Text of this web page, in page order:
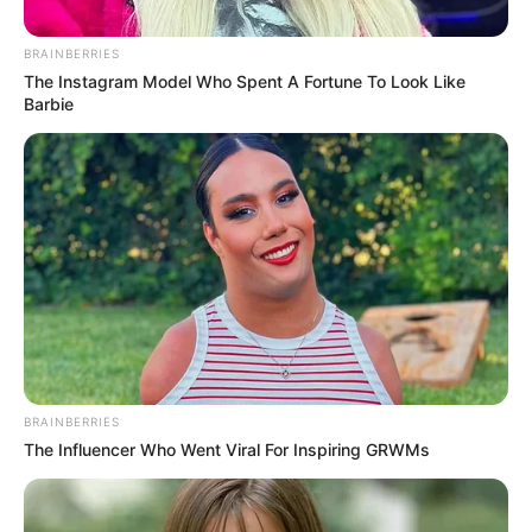
Cortesía Alcaldía Mayor Cartagena
Imagen de la urbanización donde serán trasladados
Por: Diana María Ballestas Ortega
Marzo 22, 2025
BRAINBERRIES
The Instagram Model Who Spent A Fortune To Look Like
Barbie
BRAINBERRIES
The Influencer Who Went Viral For Inspiring GRWMs